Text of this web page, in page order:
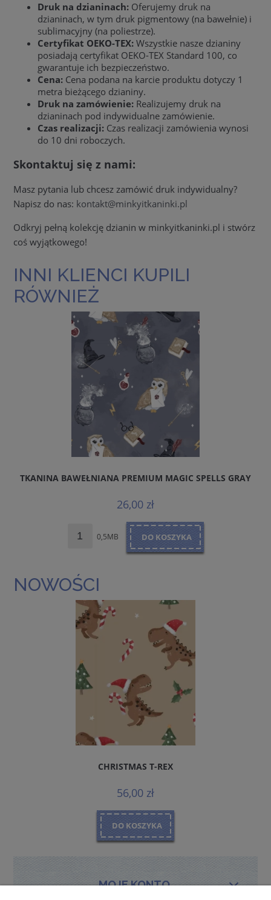
Druk na dzianinach: Oferujemy druk na
dzianinach, w tym druk pigmentowy (na bawełnie) i
sublimacyjny (na poliestrze).
Certyfikat OEKO-TEX: Wszystkie nasze dzianiny
posiadają certyfikat OEKO-TEX Standard 100, co
gwarantuje ich bezpieczeństwo.
Cena: Cena podana na karcie produktu dotyczy 1
metra bieżącego dzianiny.
Druk na zamówienie: Realizujemy druk na
dzianinach pod indywidualne zamówienie.
Czas realizacji: Czas realizacji zamówienia wynosi
do 10 dni roboczych.
Skontaktuj się z nami:
Masz pytania lub chcesz zamówić druk indywidualny?
Napisz do nas: kontakt@minkyitkaninki.pl
Odkryj pełną kolekcję dzianin w minkyitkaninki.pl i stwórz
coś wyjątkowego!
INNI KLIENCI KUPILI
RÓWNIEŻ
TKANINA BAWEŁNIANA PREMIUM MAGIC SPELLS GRAY
26,00 zł
0,5MB DO KOSZYKA
NOWOŚCI
CHRISTMAS T-REX
56,00 zł
DO KOSZYKA
MOJE KONTO